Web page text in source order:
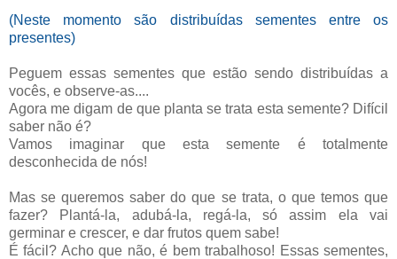
(Neste momento são distribuídas sementes entre os
presentes)
Peguem essas sementes que estão sendo distribuídas a
vocês, e observe-as....
Agora me digam de que planta se trata esta semente? Difícil
saber não é?
Vamos imaginar que esta semente é totalmente
desconhecida de nós!
Mas se queremos saber do que se trata, o que temos que
fazer? Plantá-la, adubá-la, regá-la, só assim ela vai
germinar e crescer, e dar frutos quem sabe!
É fácil? Acho que não, é bem trabalhoso! Essas sementes,